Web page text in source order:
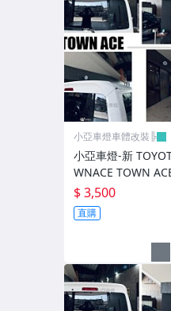
非常機車
車用精品百
避震器.卡鉗
CUSCO /
進氣套件 進
其它
小亞車燈車體改裝╠
小亞車燈-新
WNACE TOWN
運動版 尾翼 鴨尾 素
$ 3,500
直購